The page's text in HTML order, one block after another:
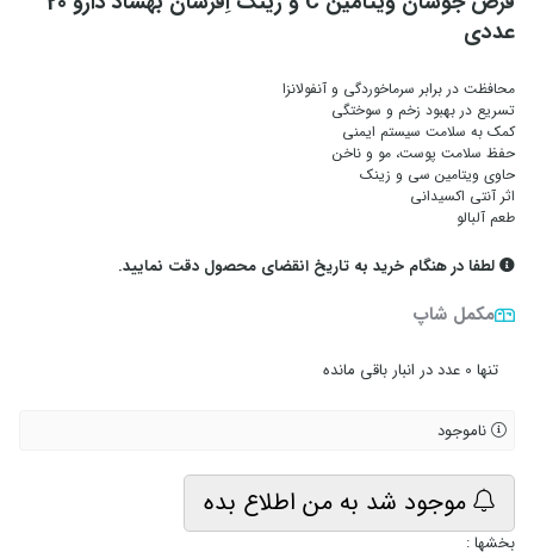
عددی
محافظت در برابر سرماخوردگی و آنفولانزا
تسریع در بهبود زخم و سوختگی
کمک به سلامت سیستم ایمنی
حفظ سلامت پوست، مو و ناخن
حاوی ویتامین سی و زینک
اثر آنتی اکسیدانی
طعم آلبالو
لطفا در هنگام خرید به تاریخ انقضای محصول دقت نمایید.
مکمل شاپ
تنها 0 عدد در انبار باقی مانده
ناموجود
موجود شد به من اطلاع بده
بخشها :